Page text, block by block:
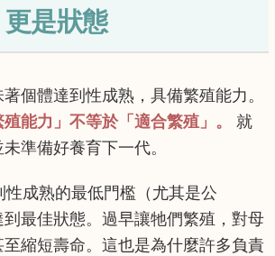
是狀態
個體達到性成熟，具備繁殖能力。
殖能力」不等於「適合繁殖」。
就
準備好養育下一代。
成熟的最低門檻（尤其是公
最佳狀態。過早讓牠們繁殖，對母
縮短壽命。這也是為什麼許多負責